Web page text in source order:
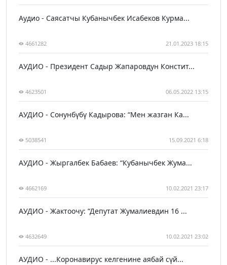
Аудио - Саясатчы Кубанычбек Исабеков Курма...
4661282 21.01.2023 18:15
АУДИО - Президент Садыр Жапаровдун Констит...
4623501 06.05.2022 13:15
АУДИО - Сонунбүбү Кадырова: “Мен жазган Ка...
5038541 15.09.2021 6:18
АУДИО - Жыргалбек Бабаев: “Кубанычбек Жума...
4662169 10.02.2021 23:17
АУДИО - Жактоочу: “Депутат Жумалиевдин 16 ...
4632649 10.02.2021 23:02
АУДИО - ...Коронавирус келгенине аябай сүй...